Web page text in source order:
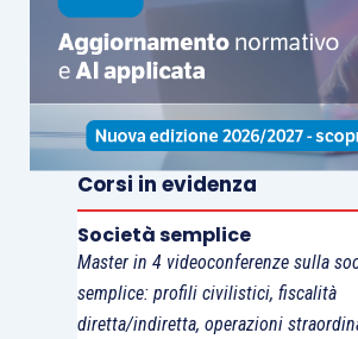
Corsi in evidenza
Società semplice
Master in 4 videoconferenze sulla
semplice: profili civilistici, fiscalità
diretta/indiretta, operazioni